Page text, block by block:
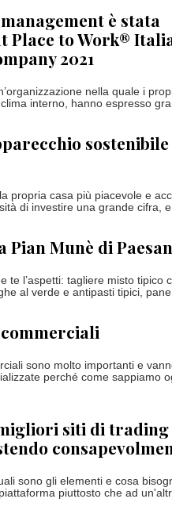
è stata
Place to Work®
2021
nella quale i
interno, hanno espresso
sostenibile
propria casa più piacevole e
di investire una grande cifra,
Pian Munè di
te l’aspetti: tagliere misto tipico
al verde e antipasti tipici,
sono molto importanti e
perché come sappiamo
siti di trading
sono gli elementi e cosa
piuttosto che ad